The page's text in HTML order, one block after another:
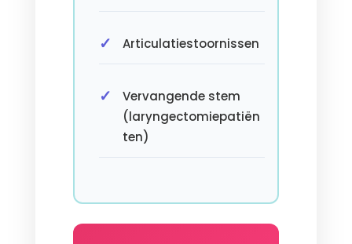
Articulatiestoornissen
Vervangende stem
(laryngectomiepatiën
ten)